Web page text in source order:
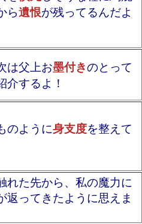
ら遺恨が残ってるんだよ
は父上お墨付きのとって
介するよ！
のように身支度を整えて
れた先から、私の魔力に
返ってきたように思えま